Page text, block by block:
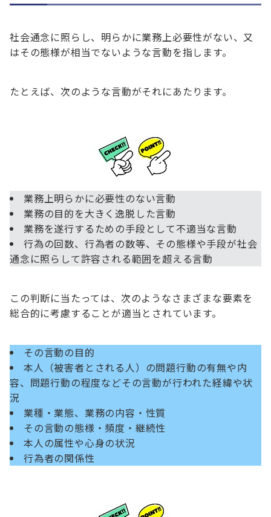
社会通念に照らし、明らかに業務上必要性がない、又
はその態様が相当でないような言動を指します。
たとえば、次のような言動がそれにあたります。
業務上明らかに必要性のない言動
業務の目的を大きく逸脱した言動
業務を遂行するための手段として不適当な言動
行為の回数、行為者の数等、その態様や手段が社会
通念に照らして許容される範囲を超える言動
この判断に当たっては、次のようなさまざまな要素を
総合的に考慮することが適当とされています。
その言動の目的
本人（被害者とされる人）の問題行動の有無や内
容、問題行動の程度などその言動が行われた経緯や状
況
業種・業態、業務の内容・性質
その言動の態様・頻度・継続性
本人の属性や心身の状況
行為者の関係性